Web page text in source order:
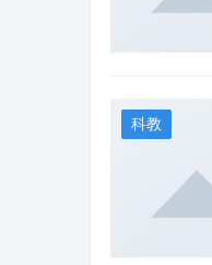
科教